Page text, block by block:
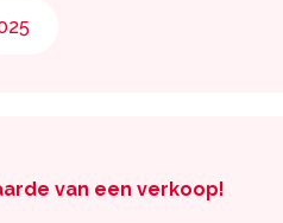
van een verkoop!